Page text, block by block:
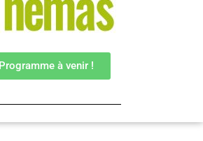
Programme à venir !